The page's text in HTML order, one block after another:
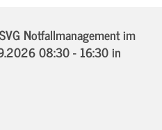
Notfallmanagement im
08:30 - 16:30in